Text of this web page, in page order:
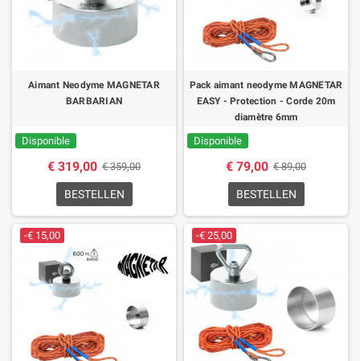
Aimant Neodyme MAGNETAR
BARBARIAN
Disponible
€ 319,00 € 359,00
BESTELLEN
Pack aimant neodyme MAGNETAR
EASY - Protection - Corde 20m
diamètre 6mm
Disponible
€ 79,00 € 89,00
BESTELLEN
-€ 15,00 -€ 25,00